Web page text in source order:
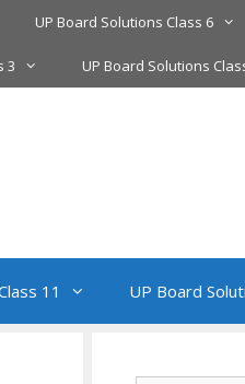
UP Board Solutions Class 6
3 UP Board Solutions
11 UP Board